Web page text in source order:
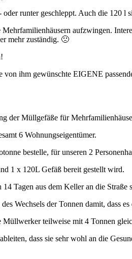
runter geschleppt. Auch die 120 l
aufzwingen.
mehr zuständig. 🙁
ihm gewünschte EIGENE
der Müllgefäße für
6 Wohnungseigentümer.
bestelle, für unseren 2
1 x 120L Gefäß bereit gestellt wird.
Tagen aus dem Keller an die
Wechsels der Tonnen damit, dass
teilweise mit 4 Tonnen
dass sie sehr wohl an die